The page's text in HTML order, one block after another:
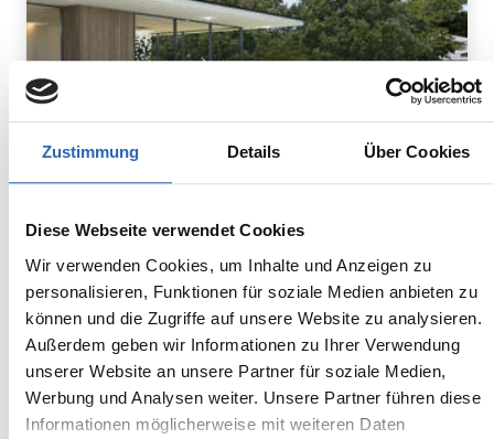
Zustimmung Details Über Cookies
Diese Webseite verwendet Cookies
Wir verwenden Cookies, um Inhalte und Anzeigen zu
personalisieren, Funktionen für soziale Medien anbieten zu
können und die Zugriffe auf unsere Website zu analysieren.
Außerdem geben wir Informationen zu Ihrer Verwendung
unserer Website an unsere Partner für soziale Medien,
Werbung und Analysen weiter. Unsere Partner führen diese
Informationen möglicherweise mit weiteren Daten
Benzin 0 kw
Euro 6
4 Sitze
8 Gänge
1850kg
2 Türen
6 Zylinder